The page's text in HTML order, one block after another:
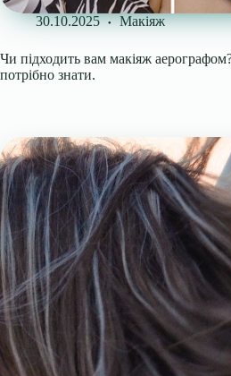
30.10.2025 Макіяж
Чи підходить вам макіяж
потрібно знати.